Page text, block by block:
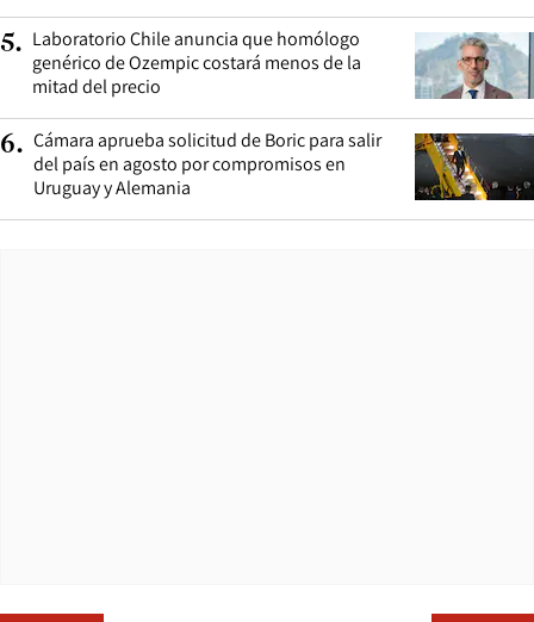
5. Laboratorio Chile anuncia que homólogo
genérico de Ozempic costará menos de la
mitad del precio
6. Cámara aprueba solicitud de Boric para salir
del país en agosto por compromisos en
Uruguay y Alemania